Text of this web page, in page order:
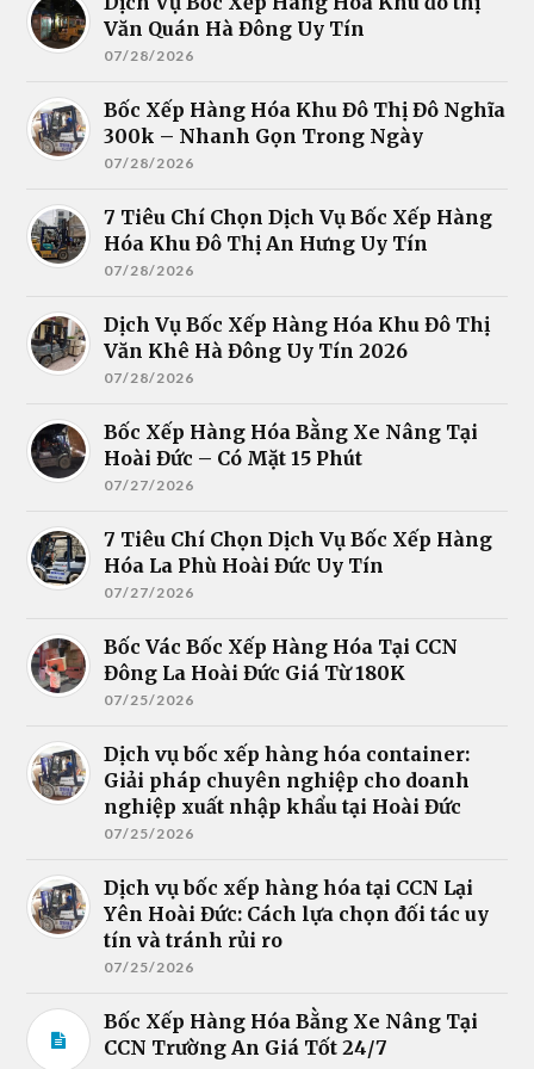
Văn Quán Hà Đông Uy Tín
07/28/2026
Bốc Xếp Hàng Hóa Khu Đô Thị Đô Nghĩa
300k – Nhanh Gọn Trong Ngày
07/28/2026
7 Tiêu Chí Chọn Dịch Vụ Bốc Xếp Hàng
Hóa Khu Đô Thị An Hưng Uy Tín
07/28/2026
Dịch Vụ Bốc Xếp Hàng Hóa Khu Đô Thị
Văn Khê Hà Đông Uy Tín 2026
07/28/2026
Bốc Xếp Hàng Hóa Bằng Xe Nâng Tại
Hoài Đức – Có Mặt 15 Phút
07/27/2026
7 Tiêu Chí Chọn Dịch Vụ Bốc Xếp Hàng
Hóa La Phù Hoài Đức Uy Tín
07/27/2026
Bốc Vác Bốc Xếp Hàng Hóa Tại CCN
Đông La Hoài Đức Giá Từ 180K
07/25/2026
Dịch vụ bốc xếp hàng hóa container:
Giải pháp chuyên nghiệp cho doanh
nghiệp xuất nhập khẩu tại Hoài Đức
07/25/2026
Dịch vụ bốc xếp hàng hóa tại CCN Lại
Yên Hoài Đức: Cách lựa chọn đối tác uy
tín và tránh rủi ro
07/25/2026
Bốc Xếp Hàng Hóa Bằng Xe Nâng Tại
CCN Trường An Giá Tốt 24/7